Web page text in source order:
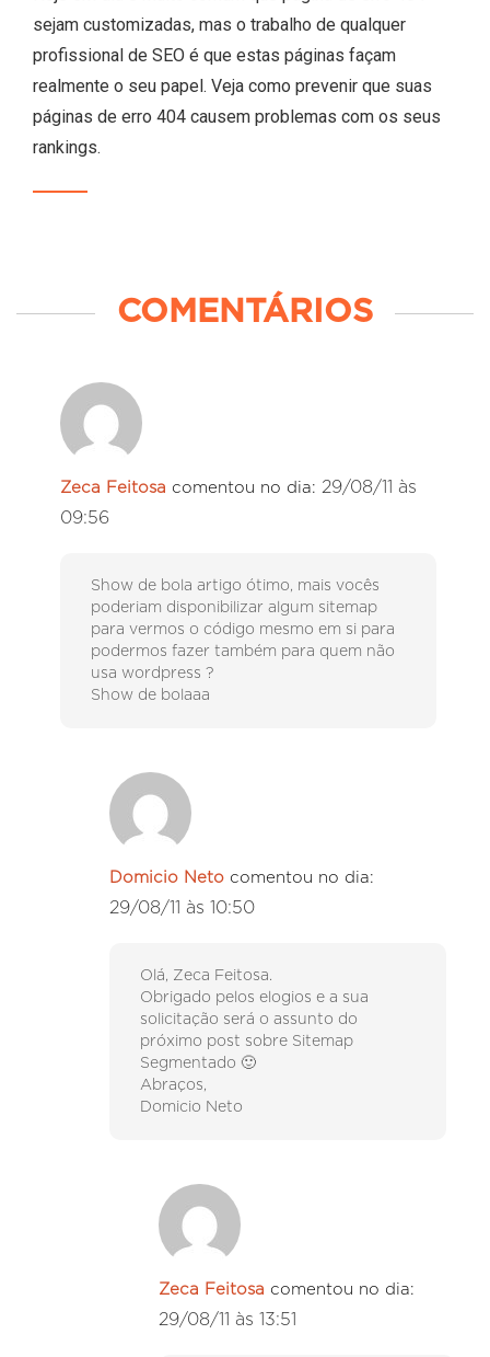
sejam customizadas, mas o trabalho de qualquer
profissional de SEO é que estas páginas façam
realmente o seu papel. Veja como prevenir que suas
páginas de erro 404 causem problemas com os seus
rankings.
COMENTÁRIOS
Zeca Feitosa comentou no dia: 29/08/11 às
09:56
Show de bola artigo ótimo, mais vocês
poderiam disponibilizar algum sitemap
para vermos o código mesmo em si para
podermos fazer também para quem não
usa wordpress ?
Show de bolaaa
Domicio Neto comentou no dia:
29/08/11 às 10:50
Olá, Zeca Feitosa.
Obrigado pelos elogios e a sua
solicitação será o assunto do
próximo post sobre Sitemap
Segmentado 🙂
Abraços,
Domicio Neto
Zeca Feitosa comentou no dia:
29/08/11 às 13:51